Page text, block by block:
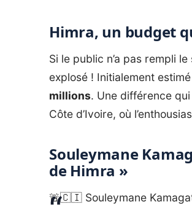
Himra, un budget
Si le public n’a pas rempli
explosé ! Initialement
millions. Une différence
Côte d’Ivoire, où
Souleymane
de Himra »
🚨🇨🇮 Souleymane